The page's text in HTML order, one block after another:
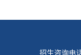
招生咨询电